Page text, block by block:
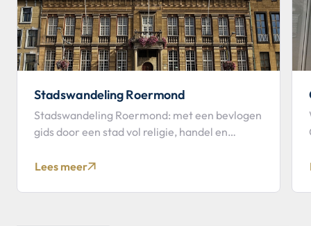
Stadswandeling Roermond
Stadswandeling Roermond: met een bevlogen
gids door een stad vol religie, handel en
Lees meer